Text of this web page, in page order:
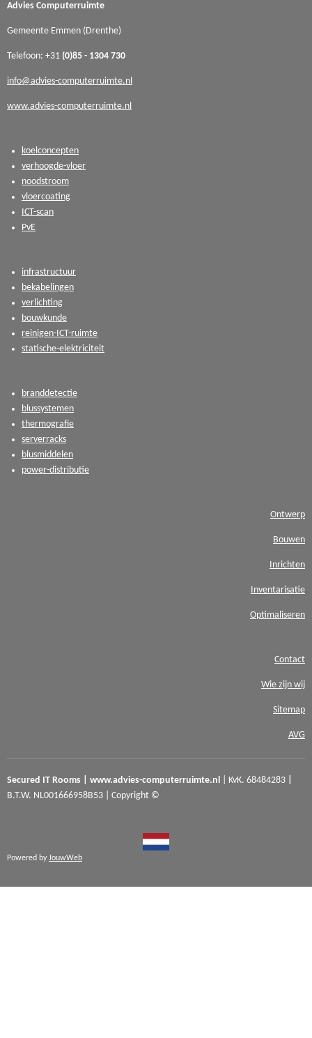
Advies Computerruimte
Gemeente Emmen (Drenthe)
Telefoon: +31 (0)85 - 1304 730
info@advies-computerruimte.nl
www.advies-computerruimte.nl
koelconcepten
verhoogde-vloer
noodstroom
vloercoating
ICT-scan
PvE
infrastructuur
bekabelingen
verlichting
bouwkunde
reinigen-ICT-ruimte
statische-elektriciteit
branddetectie
blussystemen
thermografie
serverracks
blusmiddelen
power-distributie
Ontwerp
Bouwen
Inrichten
Inventarisatie
Optimaliseren
Contact
Wie zijn wij
Sitemap
AVG
Secured IT Rooms | www.advies-computerruimte.nl | KvK. 68484283
B.T.W. NL001666958B53 | Copyright ©
Powered by JouwWeb